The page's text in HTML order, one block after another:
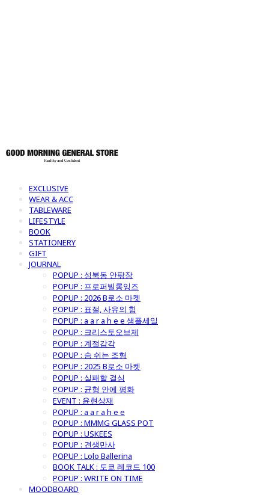
EXCLUSIVE
WEAR & ACC
TABLEWARE
LIFESTYLE
BOOK
STATIONERY
GIFT
JOURNAL
POPUP : 성북동 안팎장
POPUP : 프로퍼빌롱잉즈
POPUP : 2026 B로소 마켓
POPUP : 표절, 사유의 힘
POPUP : a a r a h e e 샘플세일
POPUP : 크리스토오브제
POPUP : 계절감각
POPUP : 숨 쉬는 조형
POPUP : 2025 B로소 마켓
POPUP : 실패할 결심
POPUP : 균형 안에 평화
EVENT : 윤현상재
POPUP : a a r a h e e
POPUP : MMMG GLASS POT
POPUP : USKEES
POPUP : 견생만사
POPUP : Lolo Ballerina
BOOK TALK : 도쿄 레코드 100
POPUP : WRITE ON TIME
MOODBOARD